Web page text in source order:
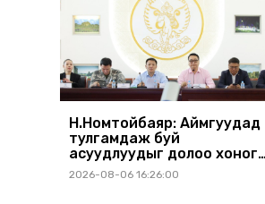
Н.Номтойбаяр: Аймгуудад
тулгамдаж буй
асуудлуудыг долоо хоног
бүр Засгийн газрын
хуралдаанд танилцуулж,
2026-08-06 16:26:00